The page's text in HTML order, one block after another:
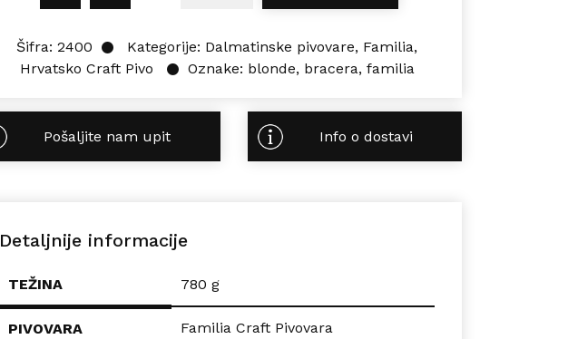
Šifra: 2400 Kategorije: Dalmatinske pivovare, Familia,
Hrvatsko Craft Pivo
Oznake: blonde, bracera, familia
Pošaljite nam upit Info o dostavi
Detaljnije informacije
TEŽINA 780 g
PIVOVARA Familia Craft Pivovara